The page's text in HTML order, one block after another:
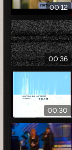
00:12
00:36
00:30